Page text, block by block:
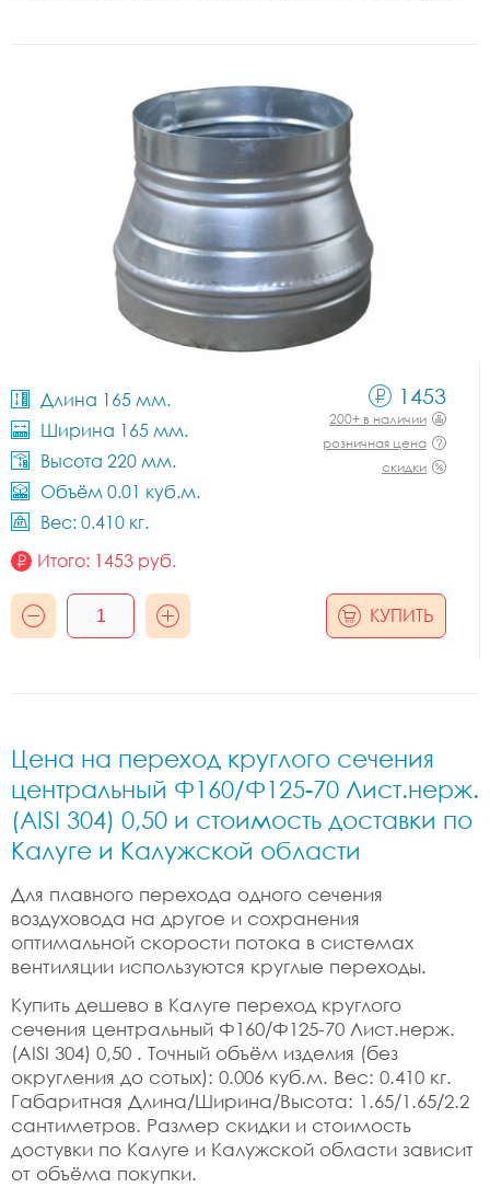
Длина 165 мм.
Ширина 165 мм.
Высота 220 мм.
Объём 0.01 куб.м.
Вес: 0.410 кг.
1453
200+ в наличии
розничная цена
скидки
Итого: 1453 руб.
КУПИТЬ
Цена на переход круглого сечения
центральный Ф160/Ф125-70 Лист.нерж.
(AISI 304) 0,50 и стоимость доставки по
Калуге и Калужской области
Для плавного перехода одного сечения
воздуховода на другое и сохранения
оптимальной скорости потока в системах
вентиляции используются круглые переходы.
Купить дешево в Калуге переход круглого
сечения центральный Ф160/Ф125-70 Лист.нерж.
(AISI 304) 0,50 . Точный объём изделия (без
округления до сотых): 0.006 куб.м. Вес: 0.410 кг.
Габаритная Длина/Ширина/Высота: 1.65/1.65/2.2
сантиметров. Размер скидки и стоимость
достувки по Калуге и Калужской области зависит
от объёма покупки.